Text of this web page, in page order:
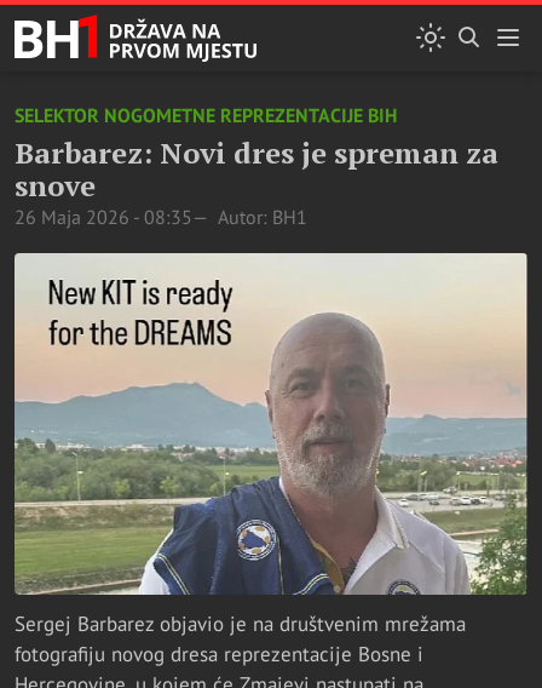
SELEKTOR NOGOMETNE REPREZENTACIJE BIH
Barbarez: Novi dres je spreman za
snove
26 Maja 2026 - 08:35 Autor: BH1
Sergej Barbarez objavio je na društvenim mrežama
fotografiju novog dresa reprezentacije Bosne i